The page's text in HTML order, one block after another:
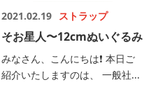
2021.02.19 ストラップ
そお星人〜12cmぬいぐるみ
みなさん、こんにちは❗️ 本日ご
紹介いたしますのは、 一般社...